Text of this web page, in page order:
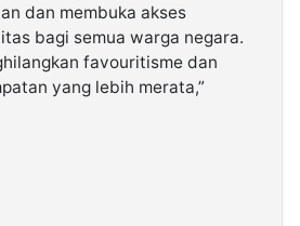
dan membuka akses
bagi semua warga negara.
favouritisme dan
yang lebih merata,”